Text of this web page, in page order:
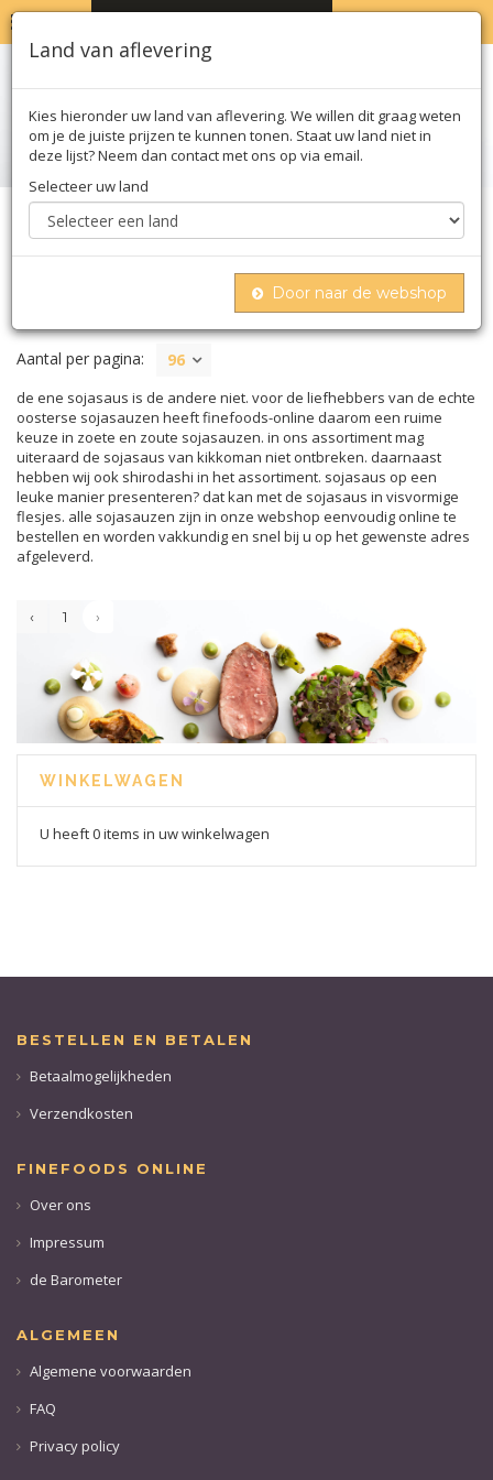
Home Olie azijn & saus
Aantal per pagina: 96
de ene sojasaus is de andere niet. voor de liefhebbers van de echte
oosterse sojasauzen heeft finefoods-online daarom een ruime
keuze in zoete en zoute sojasauzen. in ons assortiment mag
uiteraard de sojasaus van kikkoman niet ontbreken. daarnaast
hebben wij ook shirodashi in het assortiment. sojasaus op een
leuke manier presenteren? dat kan met de sojasaus in visvormige
flesjes. alle sojasauzen zijn in onze webshop eenvoudig online te
bestellen en worden vakkundig en snel bij u op het gewenste adres
afgeleverd.
‹ 1 ›
WINKELWAGEN
U heeft 0 items in uw winkelwagen
BESTELLEN EN BETALEN
Betaalmogelijkheden
Verzendkosten
FINEFOODS ONLINE
Over ons
Impressum
de Barometer
ALGEMEEN
Algemene voorwaarden
FAQ
Privacy policy
Land van aflevering
Kies hieronder uw land van aflevering. We willen dit graag weten
om je de juiste prijzen te kunnen tonen. Staat uw land niet in
deze lijst? Neem dan contact met ons op via email.
Selecteer uw land
Door naar de webshop